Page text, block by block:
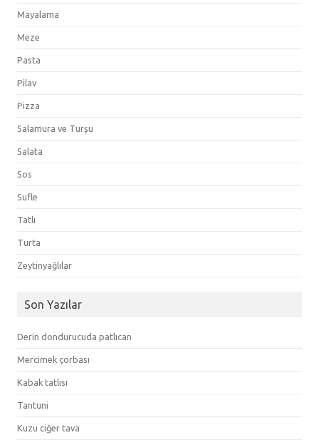
Mayalama
Meze
Pasta
Pilav
Pizza
Salamura ve Turşu
Salata
Sos
Sufle
Tatlı
Turta
Zeytinyağlılar
Son Yazılar
Derin dondurucuda patlıcan
Mercimek çorbası
Kabak tatlısı
Tantuni
Kuzu ciğer tava